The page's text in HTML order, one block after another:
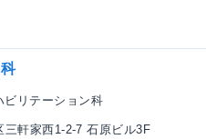
リテーション科
軒家西1-2-7 石原ビル3F